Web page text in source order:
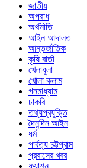
জাতীয়
অপরাধ
অর্থনীতি
আইন আদালত
আন্তর্জাতিক
কৃষি বার্তা
খেলাধুলা
খোলা কলাম
গনমাধ্যাম
চাকরি
তথ্যপ্রযুক্তি
দৈনন্দিন আইন
ধর্ম
পার্বত্য চট্টগ্রাম
প্রবাসের খবর
ফ্যাশন